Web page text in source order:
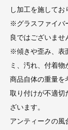
し加工を施してお
※グラスファイバ
良ではございませ
※傾きや歪み、表
ミ、汚れ、付着物
商品自体の重量を
取り付けが不適切
ざいます。
アンティークの風